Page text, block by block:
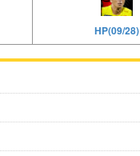
HP(09/28)